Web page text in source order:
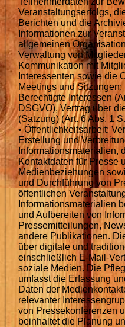
Veranstaltungserfolgs,
Berichten und die
Informationen zur
allgemeinen
Verwaltung von
Kommunikation mit
Interessenten sowie die
Meetings und
Berechtigte Interessen
DSGVO), Vertrag über
(Satzung) (Art. 6 Abs. 1
• Öffentlichkeitsarbeit:
Erstellung und
Informationsmaterialien,
Kontaktdaten für Presse
Medienbeziehungen
und Durchführung von
öffentlichen
Informationsmaterialien
und Aufbereiten von
Pressemitteilungen,
andere Publikationen.
über digitale und
einschließlich E-Mail-
soziale Medien. Die
umfasst die Erfassung
Daten der
relevanter
von Pressekonferenzen
beinhaltet die Planung